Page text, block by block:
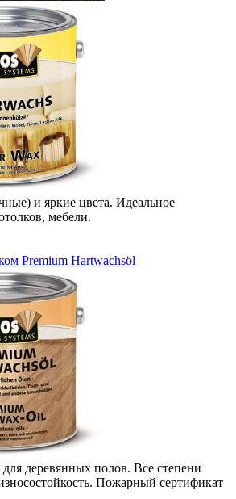
и яркие цвета. Идеальное
мебели.
Premium Hartwachsöl
деревянных полов. Все степени
Пожарный сертификат